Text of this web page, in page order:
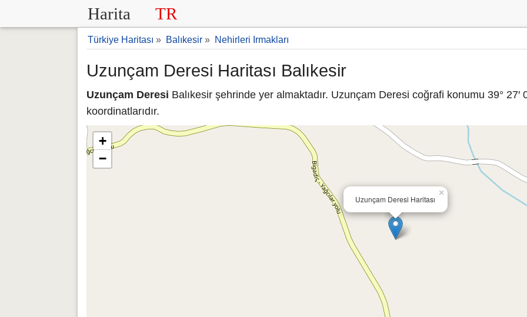
Harita TR
Türkiye Haritası » Balıkesir » Nehirleri Irmakları
Uzunçam Deresi Haritası Balıkesir
Uzunçam Deresi Balıkesir şehrinde yer almaktadır. Uzunçam Deresi coğrafi konumu 39° 27′
koordinatlarıdır.
Uzunçam Deresi Haritası
×
+
−